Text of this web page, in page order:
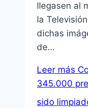
llegasen al
la
dichas
de…
Leer más
345.000
sido